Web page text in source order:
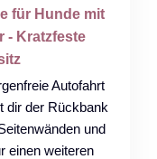
für Hunde mit
- Kratzfeste
Autofahrt
dir der Rückbank
und
einen weiteren